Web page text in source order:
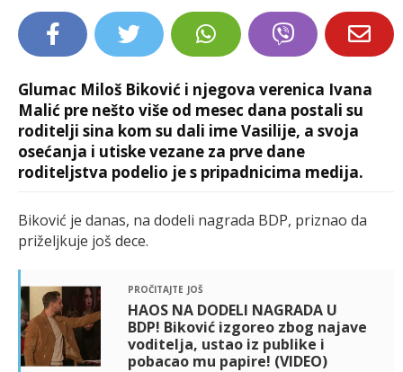
Glumac Miloš Biković i njegova verenica Ivana
Malić pre nešto više od mesec dana postali su
roditelji sina kom su dali ime Vasilije, a svoja
osećanja i utiske vezane za prve dane
roditeljstva podelio je s pripadnicima medija.
Biković je danas, na dodeli nagrada BDP, priznao da
priželjkuje još dece.
pročitajte još
HAOS NA DODELI NAGRADA U
BDP! Biković izgoreo zbog najave
voditelja, ustao iz publike i
pobacao mu papire! (VIDEO)